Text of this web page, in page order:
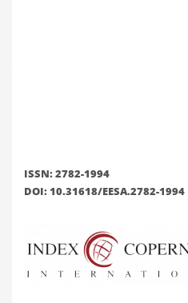
ISSN: 2782-1994
DOI: 10.31618/EESA.2782-1994